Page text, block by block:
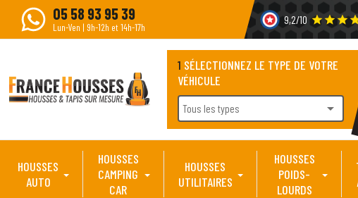
05 58 93 95 39
Lun-Ven | 9h-12h et 14h-17h
9,2/10 star starstar
1 SÉLECTIONNEZ LE TYPE DE VOTRE
VÉHICULE
Tous les types arrow_drop_down
HOUSSES
AUTO
HOUSSES
CAMPING
CAR
HOUSSES
UTILITAIRES
HOUSSES
POIDS-
LOURDS